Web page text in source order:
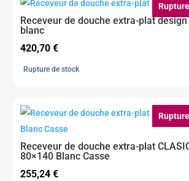
Receveur de douche extra-plat design
blanc
420,70€
Rupture de stock
Receveur de douche extra-plat
80×140 Blanc Casse
255,24€